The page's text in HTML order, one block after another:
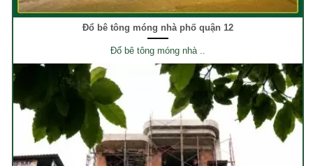
Đổ bê tông móng nhà phố quận 12
Đổ bê tông móng nhà ..